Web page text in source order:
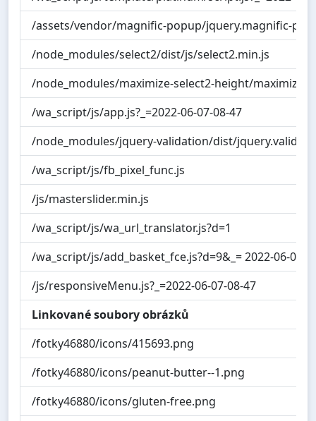
/assets/vendor/magnific-popup/jquery.magnific-
/node_modules/select2/dist/js/select2.min.js
/node_modules/maximize-select2-height/maximize-
/wa_script/js/app.js?_=2022-06-07-08-47
/node_modules/jquery-validation/dist/
/wa_script/js/fb_pixel_func.js
/js/masterslider.min.js
/wa_script/js/wa_url_translator.js?d=1
/wa_script/js/add_basket_fce.js?d=9&_= 2022-06-07-
/js/responsiveMenu.js?_=2022-06-07-08-47
Linkované soubory obrázků
/fotky46880/icons/415693.png
/fotky46880/icons/peanut-butter--1.png
/fotky46880/icons/gluten-free.png